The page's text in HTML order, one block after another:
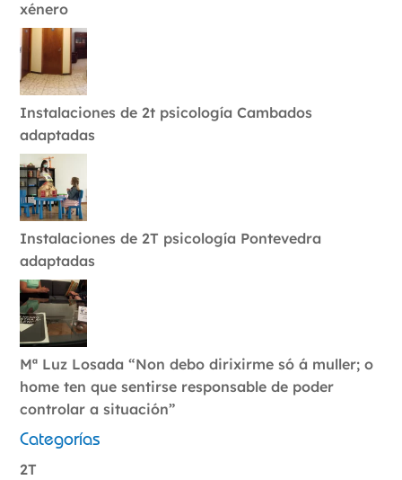
xénero
Instalaciones de 2t psicología Cambados
adaptadas
Instalaciones de 2T psicología Pontevedra
adaptadas
Mª Luz Losada “Non debo dirixirme só á muller; o
home ten que sentirse responsable de poder
controlar a situación”
Categorías
2T